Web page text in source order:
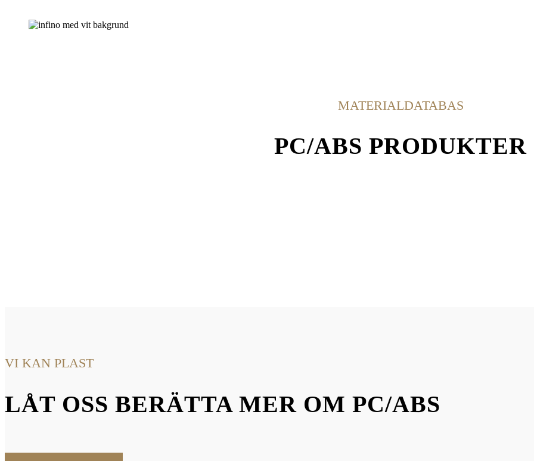
MATERIALDATABAS
PC/ABS PRODUKTER
VI KAN PLAST
LÅT OSS BERÄTTA MER OM PC/ABS